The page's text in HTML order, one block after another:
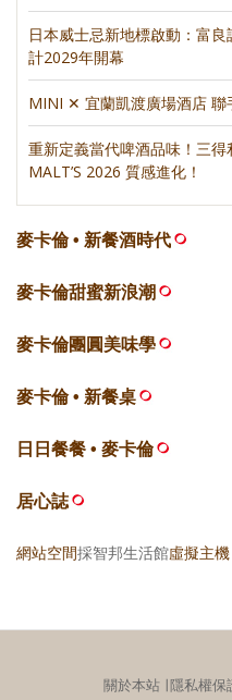
日本威士忌新地標啟動：富
計2029年開幕
MINI ✕ 宜蘭凱渡廣場酒店 聯
重新定義當代啤酒品味！三
MALT’S 2026 質感進化！
麥卡倫 • 新餐酒時代
麥卡倫甜蜜新浪潮
麥卡倫團圓美味學
麥卡倫 • 新餐桌
日日餐餐 • 麥卡倫
居心誌
網站空間採智邦生活館虛擬主機
關於本站 ∣隱私權保